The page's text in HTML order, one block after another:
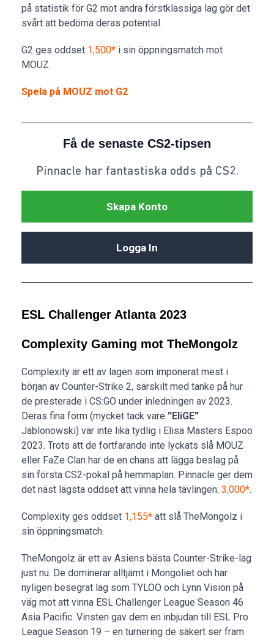
på statistik för G2 mot andra förstklassiga lag gör det
svårt att bedöma deras potential.
G2 ges oddset 1,500* i sin öppningsmatch mot
MOUZ.
Spela på MOUZ mot G2
Få de senaste CS2-tipsen
Pinnacle har fantastiska odds på CS2.
Skapa Konto
Logga In
ESL Challenger Atlanta 2023
Complexity Gaming mot TheMongolz
Complexity är ett av lagen som imponerat mest i
början av Counter-Strike 2, särskilt med tanke på hur
de presterade i CS:GO under inledningen av 2023.
Deras fina form (mycket tack vare ”EliGE”
Jablonowski) var inte lika tydlig i Elisa Masters Espoo
2023. Trots att de fortfarande inte lyckats slå MOUZ
eller FaZe Clan har de en chans att lägga beslag på
sin första CS2-pokal på hemmaplan. Pinnacle ger dem
det näst lägsta oddset att vinna hela tävlingen: 3,000*.
Complexity ges oddset 1,155* att slå TheMongolz i
sin öppningsmatch.
TheMongolz är ett av Asiens bästa Counter-Strike-lag
just nu. De dominerar alltjämt i Mongoliet och har
nyligen besegrat lag som TYLOO och Lynn Vision på
väg mot att vinna ESL Challenger League Season 46
Asia Pacific. Vinsten gav dem en inbjudan till ESL Pro
League Season 19 – en turnering de säkert ser fram